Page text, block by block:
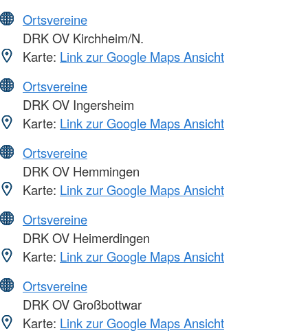
Ortsvereine
DRK OV Kirchheim/N.
Karte: Link zur Google Maps Ansicht
Ortsvereine
DRK OV Ingersheim
Karte: Link zur Google Maps Ansicht
Ortsvereine
DRK OV Hemmingen
Karte: Link zur Google Maps Ansicht
Ortsvereine
DRK OV Heimerdingen
Karte: Link zur Google Maps Ansicht
Ortsvereine
DRK OV Großbottwar
Karte: Link zur Google Maps Ansicht